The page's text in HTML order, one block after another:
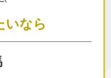
いなら